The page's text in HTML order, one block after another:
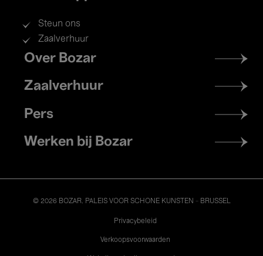
Steun ons
Zaalverhuur
Footer
menu
Over Bozar
Zaalverhuur
Pers
Werken bij Bozar
© 2026 BOZAR. PALEIS VOOR SCHONE KUNSTEN - BRUSSEL
Privacybeleid
Verkoopsvoorwaarden